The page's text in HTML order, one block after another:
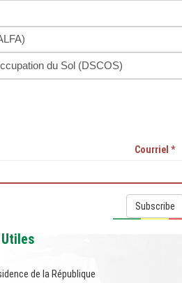
du Sol (DSCOS)
Courriel *
Subscribe
de la République